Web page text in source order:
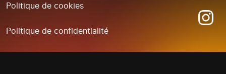
Politique de cookies
Politique de confidentialité